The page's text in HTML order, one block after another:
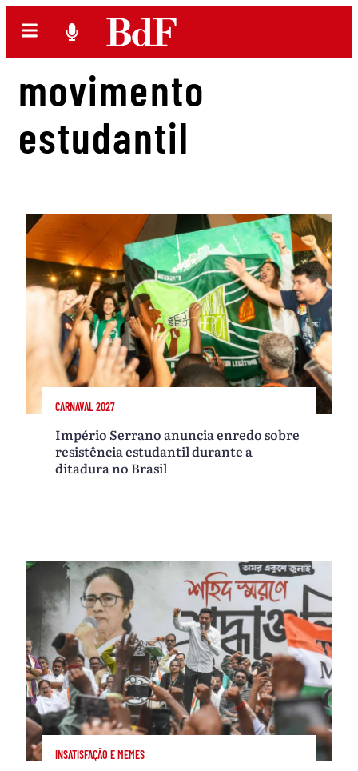
movimento
estudantil
CARNAVAL 2027
Império Serrano anuncia enredo sobre
resistência estudantil durante a
ditadura no Brasil
INSATISFAÇÃO E MEMES